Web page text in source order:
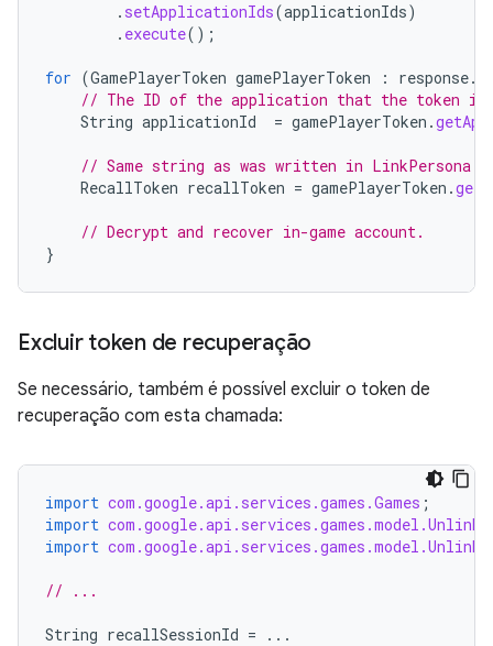
. setApplicationIds(applicationIds)
. execute();
for (GamePlayerToken gamePlayerToken : response.
// The ID of the application that the token is
String applicationId = gamePlayerToken .
// Same string as was written in LinkPersona
RecallToken recallToken = gamePlayerToken .
// Decrypt and recover in-game account.
}
Excluir token de recuperação
Se necessário, também é possível excluir o token de
recuperação com esta chamada:
import com.google.api.services.games.Games ;
import
import
// ...
String recallSessionId = ...